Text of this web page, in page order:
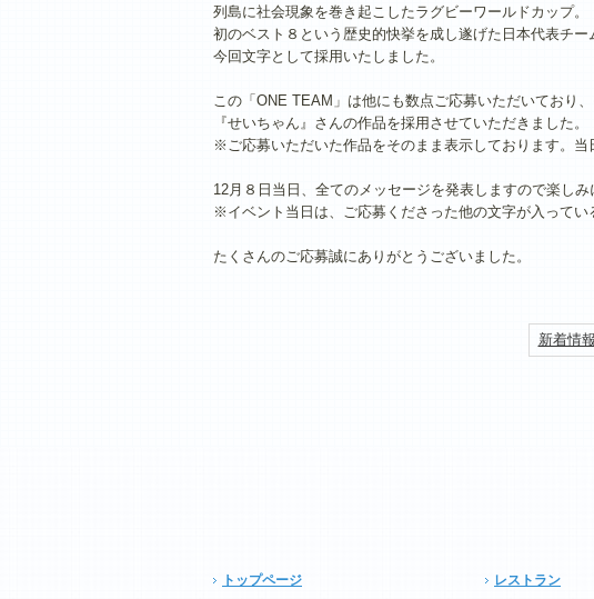
列島に社会現象を巻き起こしたラグビーワールドカップ。
初のベスト８という歴史的快挙を成し遂げた日本代表チ
今回文字として採用いたしました。
この「ONE TEAM」は他にも数点ご応募いただいており
『せいちゃん』さんの作品を採用させていただきました。
※ご応募いただいた作品をそのまま表示しております。当
12月８日当日、全てのメッセージを発表しますので楽しみ
※イベント当日は、ご応募くださった他の文字が入ってい
たくさんのご応募誠にありがとうございました。
新着情
トップページ
レストラン